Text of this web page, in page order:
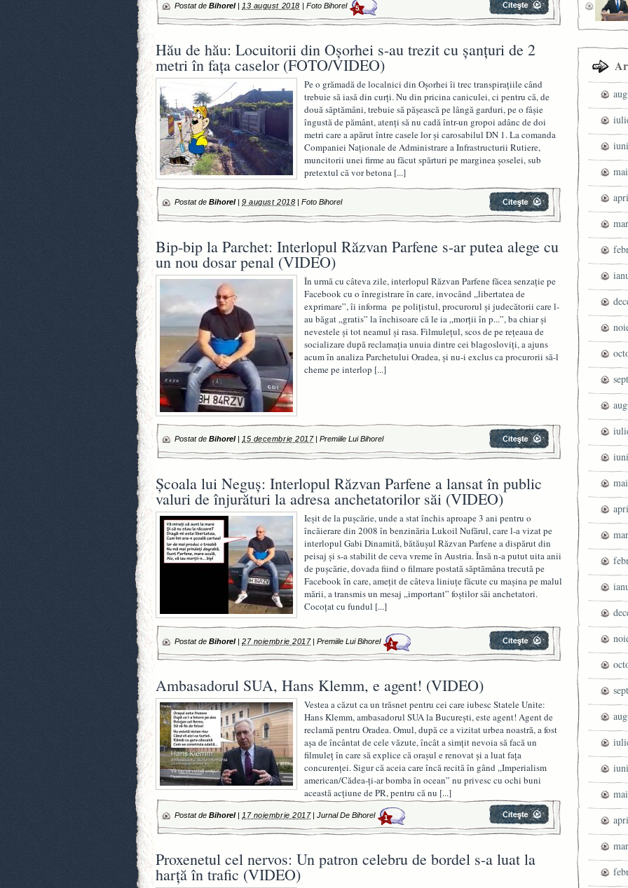
Postat de Bihorel| 13 august 2018 | Foto Bihorel 5
Hău de hău: Locuitorii din Oșorhei s-au trezit cu șanțuri de 2
metri în fața caselor (FOTO/VIDEO)
Pe o grămadă de localnici din Oşorhei îi trec transpiraţiile când
trebuie să iasă din curţi. Nu din pricina caniculei, ci pentru că, de
două săptămâni, trebuie să păşească pe lângă garduri, pe o fâşie
îngustă de pământ, atenţi să nu cadă într-un gropoi adânc de doi
metri care a apărut între casele lor şi carosabilul DN 1. La comanda
Companiei Naţionale de Administrare a Infrastructurii Rutiere,
muncitorii unei firme au făcut spărturi pe marginea şoselei, sub
pretextul că vor betona [...]
Postat de Bihorel| 9 august 2018 |Foto Bihorel
Bip-bip la Parchet: Interlopul Răzvan Parfene s-ar putea alege cu
un nou dosar penal (VIDEO)
În urmă cu câteva zile, interlopul Răzvan Parfene făcea senzaţie pe
Facebook cu o înregistrare în care, invocând „libertatea de
exprimare”, îi informa pe poliţistul, procurorul şi judecătorii care l-
au băgat „gratis” la închisoare că le ia „morţii în p...”, ba chiar şi
nevestele şi tot neamul şi rasa. Filmuleţul, scos de pe reţeaua de
socializare după reclamaţia unuia dintre cei blagosloviţi, a ajuns
acum în analiza Parchetului Oradea, şi nu-i exclus ca procurorii să-l
cheme pe interlop [...]
Postat de Bihorel| 15 decembrie 2017|Premiile Lui Bihorel
Şcoala lui Neguş: Interlopul Răzvan Parfene a lansat în public
valuri de înjurături la adresa anchetatorilor săi (VIDEO)
Ieşit de la puşcărie, unde a stat închis aproape 3 ani pentru o
încăierare din 2008 în benzinăria Lukoil Nufărul, care l-a vizat pe
interlopul Gabi Dinamită, bătăuşul Răzvan Parfene a dispărut din
peisaj şi s-a stabilit de ceva vreme în Austria. Însă n-a putut uita anii
de puşcărie, dovada fiind o filmare postată săptămâna trecută pe
Facebook în care, ameţit de câteva liniuţe făcute cu maşina pe malul
mării, a transmis un mesaj „important” foştilor săi anchetatori.
Cocoţat cu fundul [...]
Postat de Bihorel| 27 noiembrie 2017|Premiile Lui Bihorel 1
Ambasadorul SUA, Hans Klemm, e agent! (VIDEO)
Vestea a căzut ca un trăsnet pentru cei care iubesc Statele Unite:
Hans Klemm, ambasadorul SUA la București, este agent! Agent de
reclamă pentru Oradea. Omul, după ce a vizitat urbea noastră, a fost
așa de încântat de cele văzute, încât a simțit nevoia să facă un
filmuleț în care să explice că orașul e renovat și a luat fața
concurenței. Sigur că aceia care încă recită în gând „Imperialism
american/Cădea-ți-ar bomba în ocean” nu privesc cu ochi buni
această acțiune de PR, pentru că nu [...]
Postat de Bihorel| 17 noiembrie 2017|Jurnal De Bihorel 1
Proxenetul cel nervos: Un patron celebru de bordel s-a luat la
harță în trafic (VIDEO)